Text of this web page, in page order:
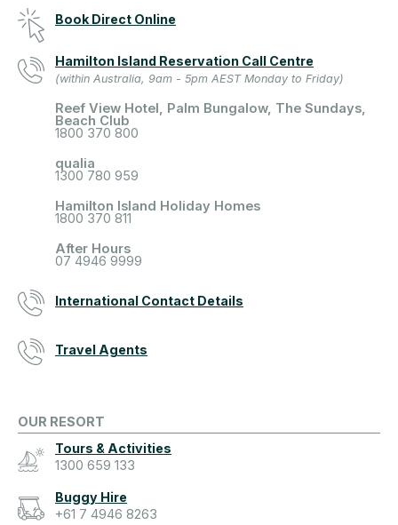
Book Direct Online
Hamilton Island Reservation Call Centre
(within Australia, 9am - 5pm AEST Monday to Friday)
Reef View Hotel, Palm Bungalow, The Sundays,
Beach Club
1800 370 800
qualia
1300 780 959
Hamilton Island Holiday Homes
1800 370 811
After Hours
07 4946 9999
International Contact Details
Travel Agents
OUR RESORT
Tours & Activities
1300 659 133
Buggy Hire
+61 7 4946 8263